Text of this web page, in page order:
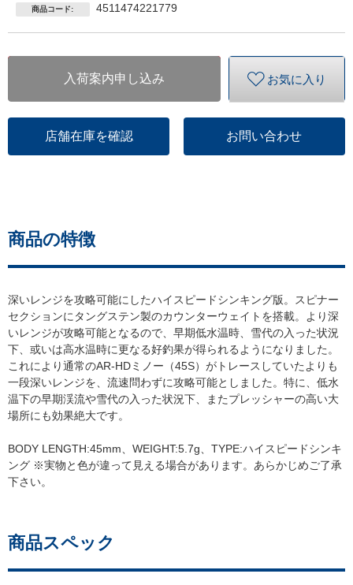
商品コード: 4511474221779
入荷案内申し込み お気に入り
店舗在庫を確認 お問い合わせ
商品の特徴
深いレンジを攻略可能にしたハイスピードシンキング版。スピナー
セクションにタングステン製のカウンターウェイトを搭載。より深
いレンジが攻略可能となるので、早期低水温時、雪代の入った状況
下、或いは高水温時に更なる好釣果が得られるようになりました。
これにより通常のAR-HDミノー（45S）がトレースしていたよりも
一段深いレンジを、流速問わずに攻略可能としました。特に、低水
温下の早期渓流や雪代の入った状況下、またプレッシャーの高い大
場所にも効果絶大です。
BODY LENGTH:45mm、WEIGHT:5.7g、TYPE:ハイスピードシンキ
ング ※実物と色が違って見える場合があります。あらかじめご了承
下さい。
商品スペック